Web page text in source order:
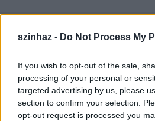
szinhaz - Do Not Process My
If you wish to opt-out of the sale,
processing of your personal or
targeted advertising by us, please
section to confirm your selection.
opt-out request is processed you